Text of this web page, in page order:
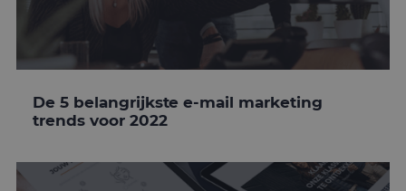
De 5 belangrijkste e-mail marketing
trends voor 2022